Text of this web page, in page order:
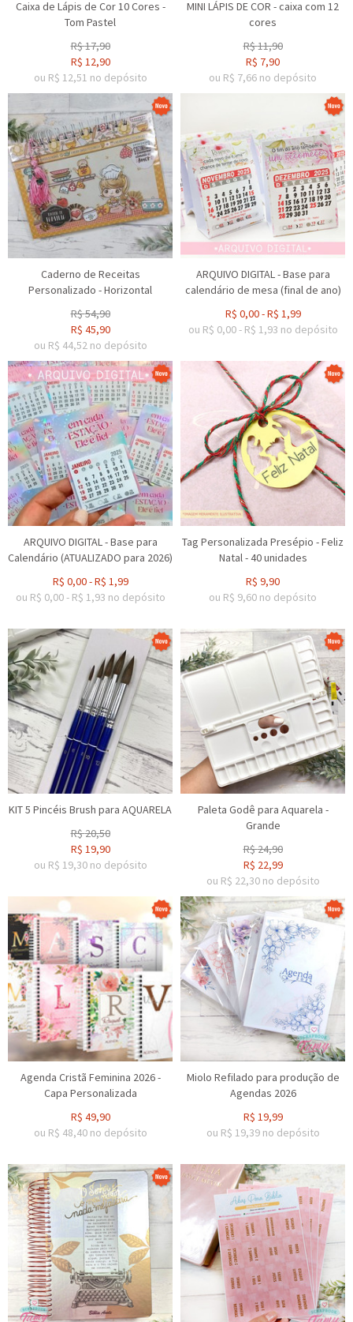
Caixa de Lápis de Cor 10 Cores -
Tom Pastel
R$17,90
R$ 12,90
ou R$ 12,51 no depósito
MINI LÁPIS DE COR - caixa com 12
cores
R$11,90
R$ 7,90
ou R$ 7,66 no depósito
Caderno de Receitas
Personalizado - Horizontal
R$54,90
R$ 45,90
ou R$ 44,52 no depósito
ARQUIVO DIGITAL - Base para
calendário de mesa (final de ano)
R$ 0,00-R$ 1,99
ou R$ 0,00- R$ 1,93 no depósito
ARQUIVO DIGITAL - Base para
Calendário (ATUALIZADO para 2026)
R$ 0,00-R$ 1,99
ou R$ 0,00- R$ 1,93 no depósito
Tag Personalizada Presépio - Feliz
Natal - 40 unidades
R$ 9,90
ou R$ 9,60 no depósito
KIT 5 Pincéis Brush para AQUARELA
R$20,50
R$ 19,90
ou R$ 19,30 no depósito
Paleta Godê para Aquarela -
Grande
R$24,90
R$ 22,99
ou R$ 22,30 no depósito
Agenda Cristã Feminina 2026 -
Capa Personalizada
R$ 49,90
ou R$ 48,40 no depósito
Miolo Refilado para produção de
Agendas 2026
R$ 19,99
ou R$ 19,39 no depósito